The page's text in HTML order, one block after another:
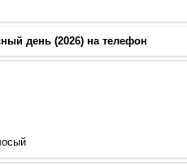
день (2026) на телефон